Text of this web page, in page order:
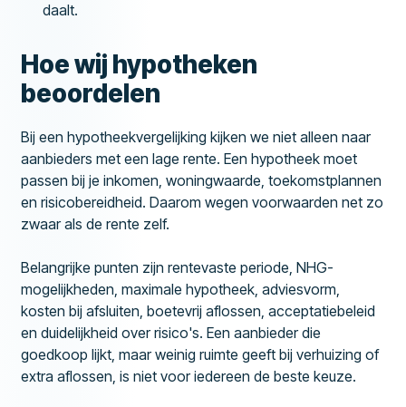
daalt.
Hoe wij hypotheken
beoordelen
Bij een hypotheekvergelijking kijken we niet alleen naar
aanbieders met een lage rente. Een hypotheek moet
passen bij je inkomen, woningwaarde, toekomstplannen
en risicobereidheid. Daarom wegen voorwaarden net zo
zwaar als de rente zelf.
Belangrijke punten zijn rentevaste periode, NHG-
mogelijkheden, maximale hypotheek, adviesvorm,
kosten bij afsluiten, boetevrij aflossen, acceptatiebeleid
en duidelijkheid over risico's. Een aanbieder die
goedkoop lijkt, maar weinig ruimte geeft bij verhuizing of
extra aflossen, is niet voor iedereen de beste keuze.